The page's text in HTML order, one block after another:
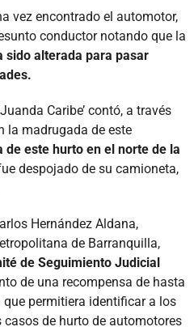
vez encontrado el automotor,
conductor notando que la
sido alterada para pasar
Caribe’ contó, a través
la madrugada de este
de este hurto en el norte de la
despojado de su camioneta,
Hernández Aldana,
de Barranquilla,
de Seguimiento Judicial
de una recompensa de hasta
permitiera identificar a los
casos de hurto de automotores